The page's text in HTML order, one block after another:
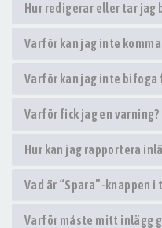
Hur redigerar eller tar jag
Varför kan jag inte
Varför kan jag inte bifoga
Varför fick jag en varning?
Hur kan jag rapportera
Vad är “Spara”-
Varför måste mitt inlägg